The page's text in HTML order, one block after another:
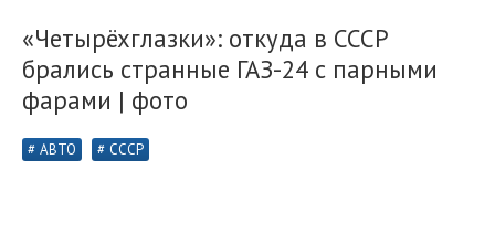
«Четырёхглазки»: откуда в СССР
брались странные ГАЗ-24 с парными
фарами | фото
АВТО СССР